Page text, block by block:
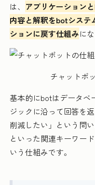
は、 アプリケーション
内容と解釈をbotシステ
ションに戻す仕組みに
チャットボ
基本的にbotはデータベ
ジックに沿って回答を
削減したい」という問
といった関連キーワー
いう仕組みです。